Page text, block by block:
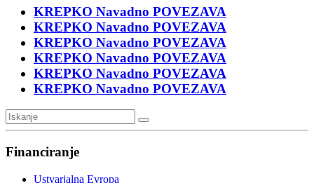
KREPKO Navadno POVEZAVA
KREPKO Navadno POVEZAVA
KREPKO Navadno POVEZAVA
KREPKO Navadno POVEZAVA
KREPKO Navadno POVEZAVA
KREPKO Navadno POVEZAVA
Financiranje
Ustvarjalna Evropa